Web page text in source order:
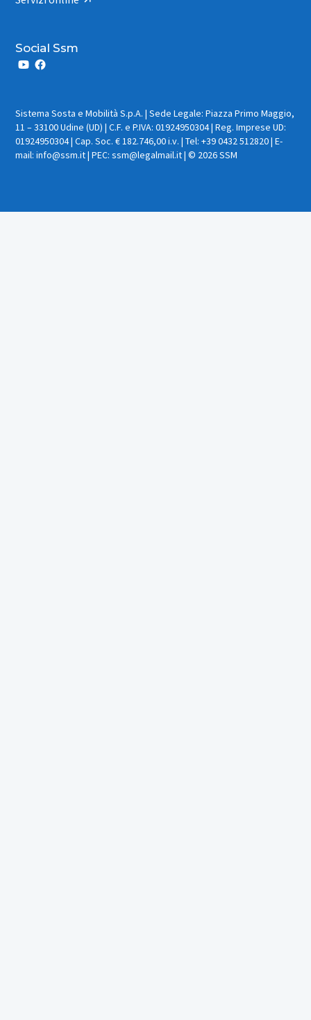
Social Ssm
Sistema Sosta e Mobilità S.p.A. | Sede Legale: Piazza Primo Maggio,
11 – 33100 Udine (UD) | C.F. e P.IVA: 01924950304 | Reg. Imprese UD:
01924950304 | Cap. Soc. € 182.746,00 i.v. | Tel: +39 0432 512820 | E-
mail: info@ssm.it | PEC: ssm@legalmail.it | © 2026 SSM